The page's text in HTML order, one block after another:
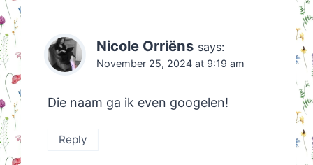
Nicole Orriëns says:
November 25, 2024 at 9:19 am
Die naam ga ik even googelen!
Reply